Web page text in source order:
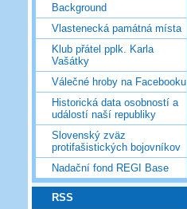
Background
Vlastenecká památná místa
Klub přátel pplk. Karla
Vašátky
Válečné hroby na Facebooku
Historická data osobností a
událostí naší republiky
Slovenský zväz
protifašistických bojovníkov
Nadační fond REGI Base
RSS